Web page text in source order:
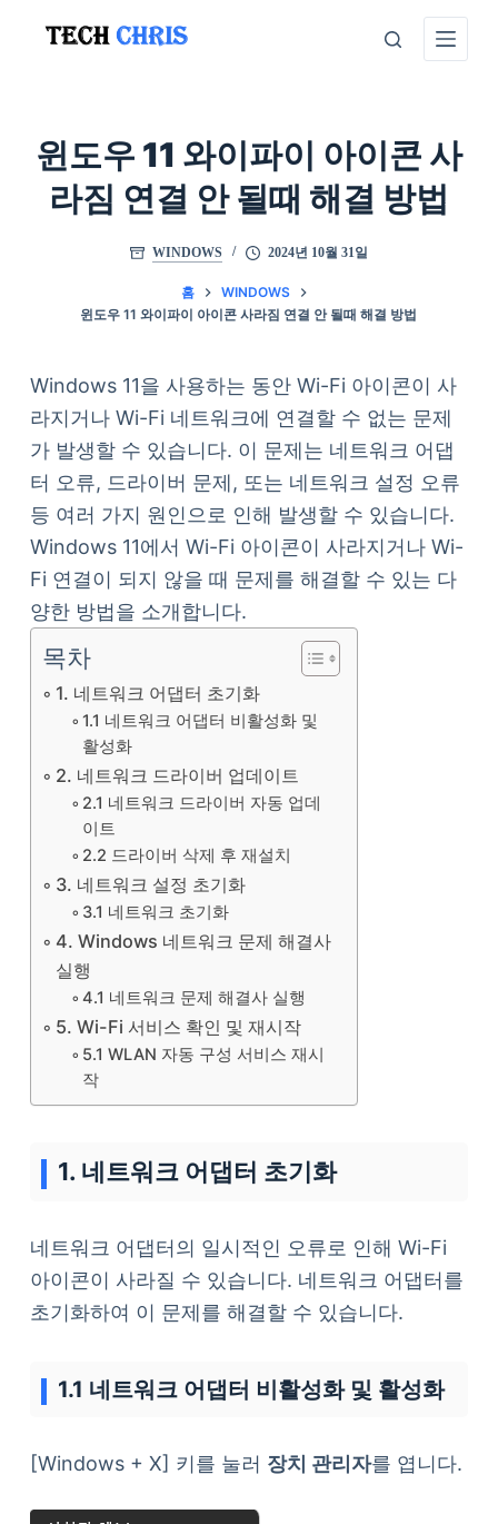
윈도우 11 와이파이 아이콘 사
라짐 연결 안 될때 해결 방법
WINDOWS 2024년 10월 31일
홈
WINDOWS
윈도우 11 와이파이 아이콘 사라짐 연결 안 될때 해결 방법
Windows 11을 사용하는 동안 Wi-Fi 아이콘이 사
라지거나 Wi-Fi 네트워크에 연결할 수 없는 문제
가 발생할 수 있습니다. 이 문제는 네트워크 어댑
터 오류, 드라이버 문제, 또는 네트워크 설정 오류
등 여러 가지 원인으로 인해 발생할 수 있습니다.
Windows 11에서 Wi-Fi 아이콘이 사라지거나 Wi-
Fi 연결이 되지 않을 때 문제를 해결할 수 있는 다
양한 방법을 소개합니다.
목차
1. 네트워크 어댑터 초기화
1.1 네트워크 어댑터 비활성화 및
활성화
2. 네트워크 드라이버 업데이트
2.1 네트워크 드라이버 자동 업데
이트
2.2 드라이버 삭제 후 재설치
3. 네트워크 설정 초기화
3.1 네트워크 초기화
4. Windows 네트워크 문제 해결사
실행
4.1 네트워크 문제 해결사 실행
5. Wi-Fi 서비스 확인 및 재시작
5.1 WLAN 자동 구성 서비스 재시
작
1. 네트워크 어댑터 초기화
네트워크 어댑터의 일시적인 오류로 인해 Wi-Fi
아이콘이 사라질 수 있습니다. 네트워크 어댑터를
초기화하여 이 문제를 해결할 수 있습니다.
1.1 네트워크 어댑터 비활성화 및 활성화
[Windows + X] 키를 눌러 장치 관리자를 엽니다.